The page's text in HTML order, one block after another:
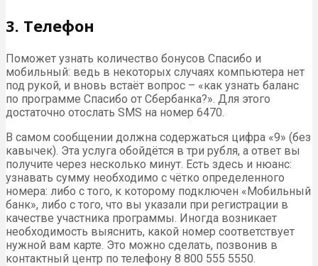
3. Телефон
Поможет узнать количество бонусов Спасибо и
мобильный: ведь в некоторых случаях компьютера нет
под рукой, и вновь встаёт вопрос – «как узнать баланс
по программе Спасибо от Сбербанка?». Для этого
достаточно отослать SMS на номер 6470.
В самом сообщении должна содержаться цифра «9» (без
кавычек). Эта услуга обойдётся в три рубля, а ответ вы
получите через несколько минут. Есть здесь и нюанс:
узнавать сумму необходимо с чётко определенного
номера: либо с того, к которому подключен «Мобильный
банк», либо с того, что вы указали при регистрации в
качестве участника программы. Иногда возникает
необходимость выяснить, какой номер соответствует
нужной вам карте. Это можно сделать, позвонив в
контактный центр по телефону 8 800 555 5550.